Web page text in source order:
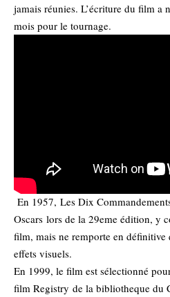
jamais réunies. L’écriture du film a
mois pour le tournage.
En 1957, Les Dix
Oscars lors de la 29eme édition, y
film, mais ne remporte en définitive
effets visuels.
En 1999, le film est sélectionné
film Registry de la bibliotheque du